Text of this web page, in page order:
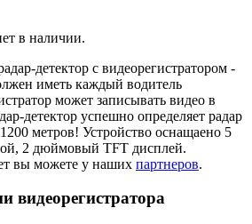
в наличии.
детектор с видеорегистратором -
иметь каждый водитель
может записывать видео в
детектор успешно определяет радар
метров! Устройство оснащаено 5
2 дюймовый TFT дисплей.
вы можете у наших партнеров.
видеорегистратора